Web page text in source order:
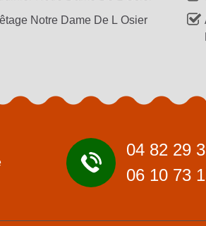
Notre Dame De L Osier
04 82 29
06 10 73